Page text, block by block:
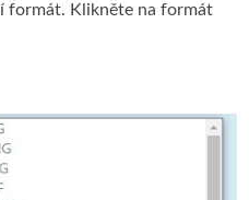
formát. Klikněte na formát